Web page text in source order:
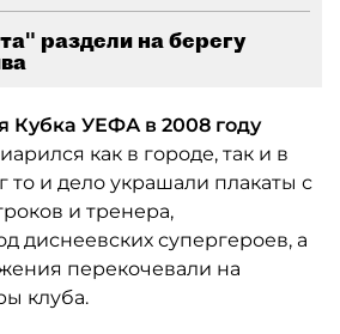
раздели на берегу
Кубка УЕФА в 2008 году
как в городе, так и в
то и дело украшали плакаты с
и тренера,
диснеевских супергероев, а
перекочевали на
клуба.